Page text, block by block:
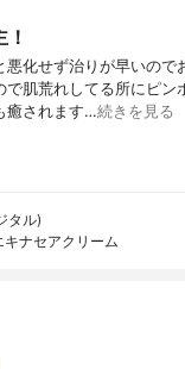
悪化せず治りが早いので
で肌荒れしてる所にピン
癒されます…続きを見る
タル)
キナセアクリーム